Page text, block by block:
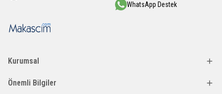
Kurumsal
Önemli Bilgiler
WhatsApp Destek